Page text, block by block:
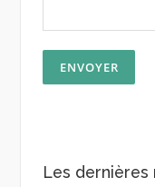
Les dernières